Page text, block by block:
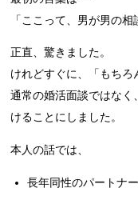
「ここって、男が男の
正直、驚きました。
けれどすぐに、「もちろ
通常の婚活面談ではなく
けることにしました。
本人の話では、
長年同性のパートナ